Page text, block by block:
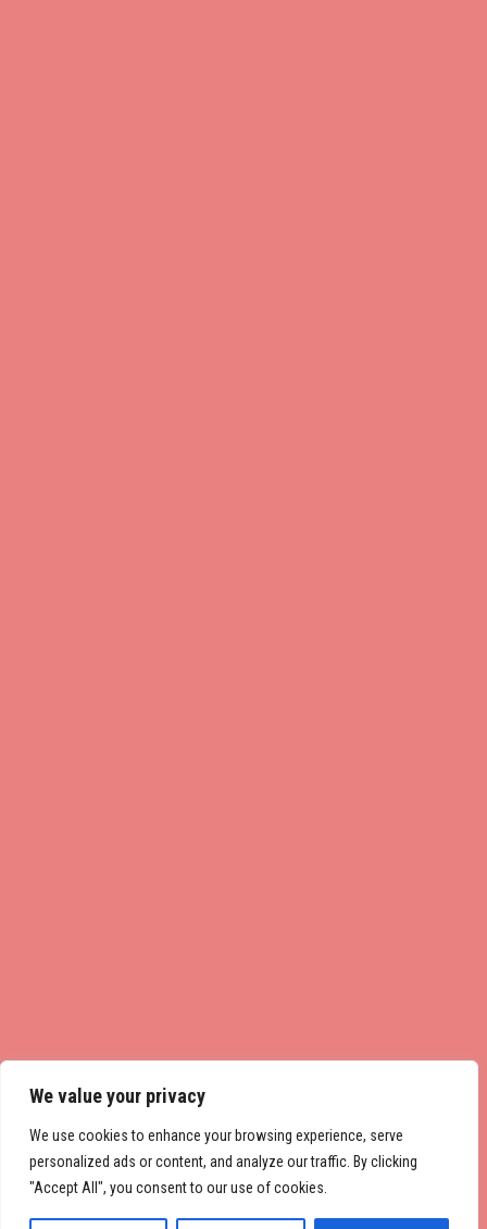
We value your privacy
We use cookies to enhance your browsing experience, serve
personalized ads or content, and analyze our traffic. By clicking
"Accept All", you consent to our use of cookies.